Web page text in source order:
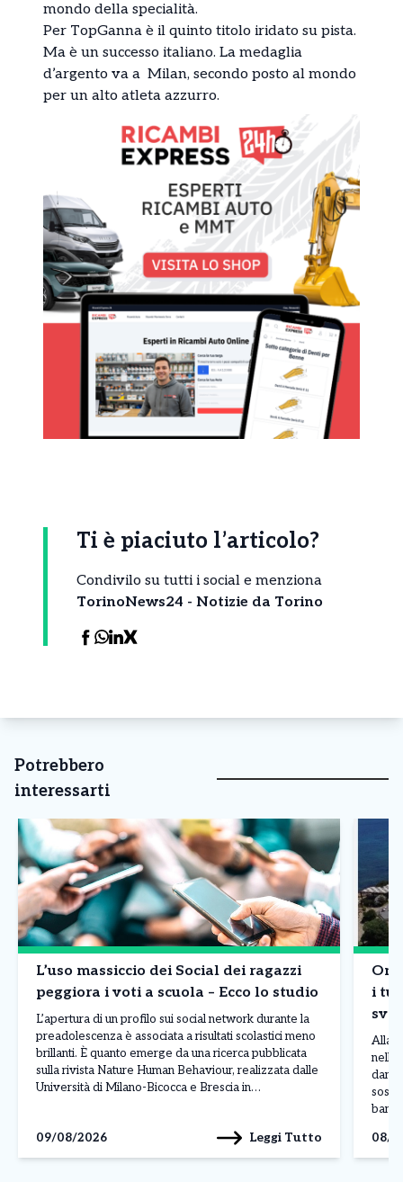
mondo della specialità.
Per TopGanna è il quinto titolo iridato su pista.
Ma è un successo italiano. La medaglia
d’argento va a Milan, secondo posto al mondo
per un alto atleta azzurro.
Ti è piaciuto l’articolo?
Condivilo su tutti i social e menziona
TorinoNews24 - Notizie da Torino
Potrebbero
interessarti
L’uso massiccio dei Social dei ragazzi
peggiora i voti a scuola – Ecco lo studio
L’apertura di un profilo sui social network durante la
preadolescenza è associata a risultati scolastici meno
brillanti. È quanto emerge da una ricerca pubblicata
sulla rivista Nature Human Behaviour, realizzata dalle
Università di Milano-Bicocca e Brescia in
5.227 studenti italiani, analizzando il […]
09/08/2026 Leggi Tutto
i
nelle
della
08/